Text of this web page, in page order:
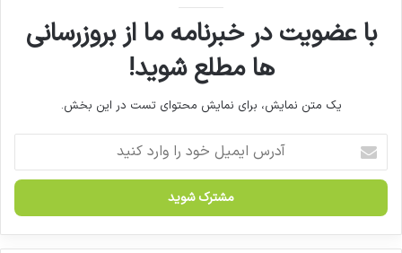
با عضویت در خبرنامه ما از بروزرسانی
ها مطلع شوید!
یک متن نمایش، برای نمایش محتوای تست در این بخش.
ر
ا
ی